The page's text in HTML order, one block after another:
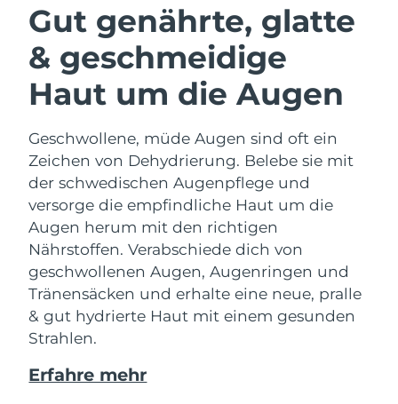
Gut genährte, glatte
& geschmeidige
Haut um die Augen
Geschwollene, müde Augen sind oft ein
Zeichen von Dehydrierung. Belebe sie mit
der schwedischen Augenpflege und
versorge die empfindliche Haut um die
Augen herum mit den richtigen
Nährstoffen. Verabschiede dich von
geschwollenen Augen, Augenringen und
Tränensäcken und erhalte eine neue, pralle
& gut hydrierte Haut mit einem gesunden
Strahlen.
Erfahre mehr